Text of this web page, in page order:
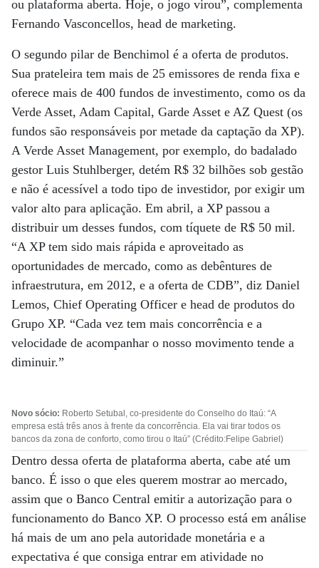
ou plataforma aberta. Hoje, o jogo virou”, complementa
Fernando Vasconcellos, head de marketing.
O segundo pilar de Benchimol é a oferta de produtos.
Sua prateleira tem mais de 25 emissores de renda fixa e
oferece mais de 400 fundos de investimento, como os da
Verde Asset, Adam Capital, Garde Asset e AZ Quest (os
fundos são responsáveis por metade da captação da XP).
A Verde Asset Management, por exemplo, do badalado
gestor Luis Stuhlberger, detém R$ 32 bilhões sob gestão
e não é acessível a todo tipo de investidor, por exigir um
valor alto para aplicação. Em abril, a XP passou a
distribuir um desses fundos, com tíquete de R$ 50 mil.
“A XP tem sido mais rápida e aproveitado as
oportunidades de mercado, como as debêntures de
infraestrutura, em 2012, e a oferta de CDB”, diz Daniel
Lemos, Chief Operating Officer e head de produtos do
Grupo XP. “Cada vez tem mais concorrência e a
velocidade de acompanhar o nosso movimento tende a
diminuir.”
Novo sócio: Roberto Setubal, co-presidente do Conselho do Itaú: “A
empresa está três anos à frente da concorrência. Ela vai tirar todos os
bancos da zona de conforto, como tirou o Itaú” (Crédito:Felipe Gabriel)
Dentro dessa oferta de plataforma aberta, cabe até um
banco. É isso o que eles querem mostrar ao mercado,
assim que o Banco Central emitir a autorização para o
funcionamento do Banco XP. O processo está em análise
há mais de um ano pela autoridade monetária e a
expectativa é que consiga entrar em atividade no